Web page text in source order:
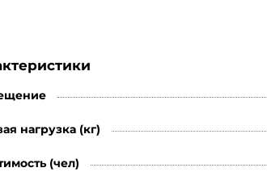
нагрузка (кг)
(чел)